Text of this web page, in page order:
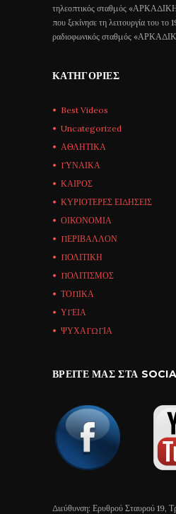
τηλεοπτικός σταθμός
που ξεκίνησε τη λειτουργία του το
ραδιοφωνικός σταθμός
ΚΑΤΗΓΟΡΊΕΣ
Best Videos
Uncategorized
ΑΘΛΗΤΙΚΑ
ΓΥΝΑΙΚΑ
ΚΑΙΡΟΣ
ΚΥΡΙΟΤΕΡΕΣ ΕΙΔΗΣΕΙΣ
ΟΙΚΟΝΟΜΙΑ
ΠΕΡΙΒΑΛΛΟΝ
ΠΟΛΙΤΙΚΗ
ΠΟΛΙΤΙΣΜΟΣ
ΤΟΠΙΚΑ
ΥΓΕΙΑ
ΨΥΧΑΓΩΓΙΑ
ΒΡΕΊΤΕ ΜΑΣ ΣΤΑ
Διεύθυνση: Ερυθρού Σταυρού 19,